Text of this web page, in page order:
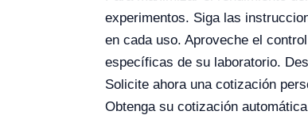
experimentos. Siga las
en cada uso. Aproveche el
específicas de su laboratorio.
Solicite ahora una cotización
Obtenga su cotización